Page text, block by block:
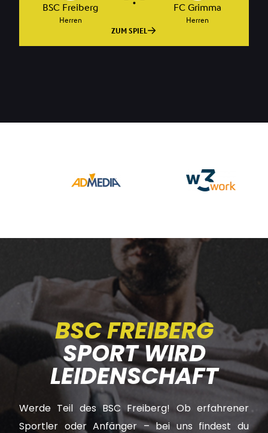
BSC FREIBERG
SPORT WIRD
LEIDENSCHAFT
Werde Teil des BSC Freiberg! Ob erfahrener
Sportler oder Anfänger – bei uns findest du